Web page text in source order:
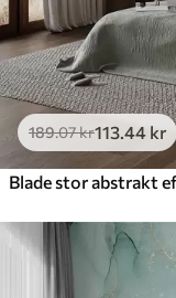
189.07kr113.44 kr